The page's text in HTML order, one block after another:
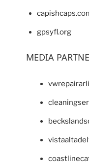
gpsyfl.org
MEDIA